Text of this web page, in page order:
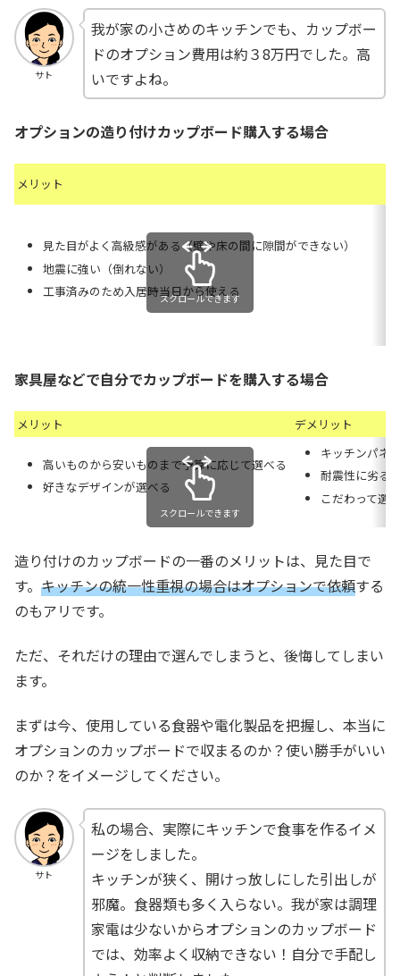
サト
我が家の小さめのキッチンでも、カップボー
ドのオプション費用は約３8万円でした。高
いですよね。
オプションの造り付けカップボード購入する場合
メリット
見た目がよく高級感がある（壁や床の間に隙間ができない）
地震に強い（倒れない）
工事済みのため入居時当日から使える
スクロールできます
家具屋などで自分でカップボードを購入する場合
メリット デメリット
高いものから安いものまで予算に応じて選べる
好きなデザインが選べる
キッチンパネ
耐震性に劣る
こだわって選
スクロールできます
造り付けのカップボードの一番のメリットは、見た目で
す。 キッチンの統一性重視の場合はオプションで依頼する
のもアリです。
ただ、それだけの理由で選んでしまうと、後悔してしまい
ます。
まずは今、使用している食器や電化製品を把握し、本当に
オプションのカップボードで収まるのか？使い勝手がいい
のか？をイメージしてください。
サト
私の場合、実際にキッチンで食事を作るイメ
ージをしました。
キッチンが狭く、開けっ放しにした引出しが
邪魔。食器類も多く入らない。我が家は調理
家電は少ないからオプションのカップボード
では、効率よく収納できない！自分で手配し